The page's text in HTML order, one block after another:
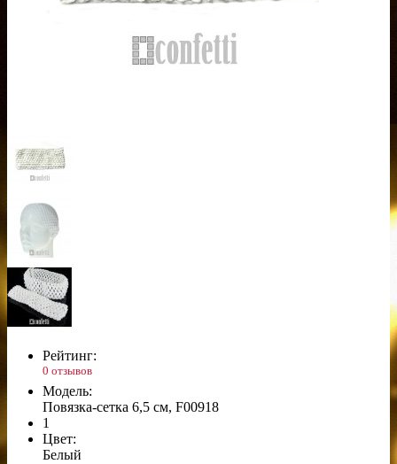
Рейтинг:
0 отзывов
Модель:
Повязка-сетка 6,5 см, F00918
1
Цвет:
Белый